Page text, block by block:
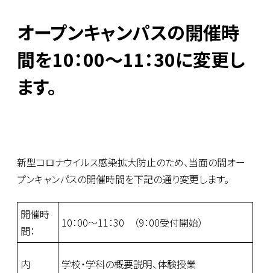
オープンキャンパスの開催時
間を10：00～11：30に変更し
ます。
新型コロナウイルス感染拡大防止のため、当面の間オー
プンキャンパスの開催時間を下記の通り変更します。
開催時
間：
10：00～11：30 （9：00受付開始）
内
学校・学科の概要説明、体験授業